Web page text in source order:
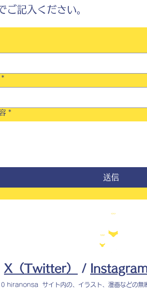
記入ください。
*
*
送信
X（Twitter） /
hiranonsa サイト内の、イラスト、漫画などの無